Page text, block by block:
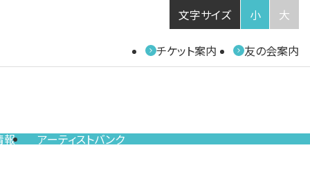
文字サイズ 小 大
チケット案内 友の会案内
報 アーティストバンク